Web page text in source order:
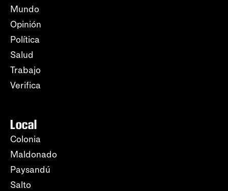
Mundo
Opinión
Política
Salud
Trabajo
Verifica
Local
Colonia
Maldonado
Paysandú
Salto